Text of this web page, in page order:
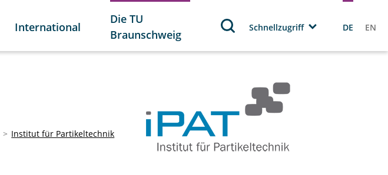
International
Die TU
Braunschweig
Schnellzugriff DE EN
Institut für Partikeltechnik